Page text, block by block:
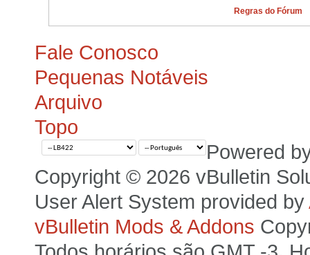
Regras do Fórum
Fale Conosco
Pequenas Notáveis
Arquivo
Topo
Powered
Copyright © 2026 vBulletin
User Alert System provided by
vBulletin Mods & Addons